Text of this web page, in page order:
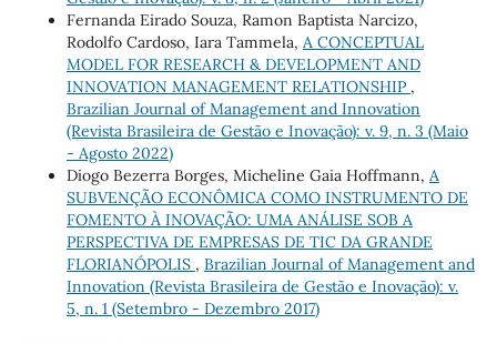
Fernanda Eirado Souza, Ramon Baptista Narcizo,
Rodolfo Cardoso, Iara Tammela, A CONCEPTUAL
MODEL FOR RESEARCH & DEVELOPMENT AND
INNOVATION MANAGEMENT RELATIONSHIP ,
Brazilian Journal of Management and Innovation
(Revista Brasileira de Gestão e Inovação): v. 9, n. 3 (Maio
- Agosto 2022)
Diogo Bezerra Borges, Micheline Gaia Hoffmann, A
SUBVENÇÃO ECONÔMICA COMO INSTRUMENTO DE
FOMENTO À INOVAÇÃO: UMA ANÁLISE SOB A
PERSPECTIVA DE EMPRESAS DE TIC DA GRANDE
FLORIANÓPOLIS , Brazilian Journal of Management and
Innovation (Revista Brasileira de Gestão e Inovação): v.
5, n. 1 (Setembro - Dezembro 2017)